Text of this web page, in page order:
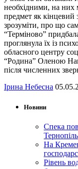
необхідними, на
предмет як кінцевий
зрозуміти, про що
“Терміново”
проглянула їх із
обласного центру
“Родина” Оленою
після численних
Ірина Небесна
Новини
Спека
На
Рівень